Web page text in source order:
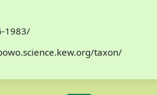
1983/
taxon/